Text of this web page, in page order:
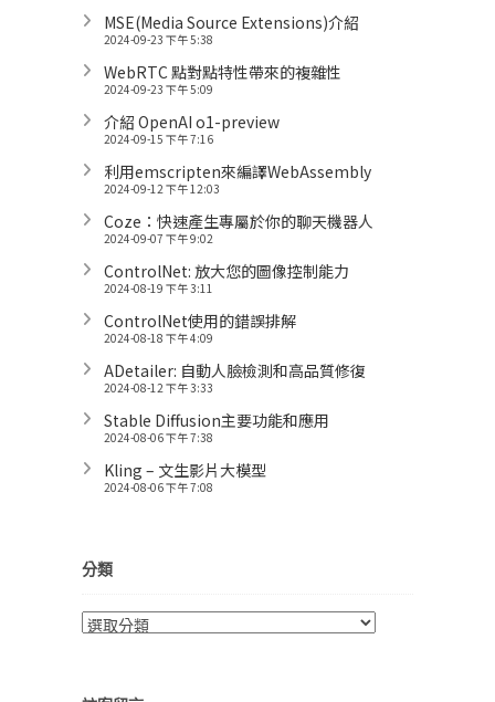
MSE(Media Source Extensions)介紹
2024-09-23 下午 5:38
WebRTC 點對點特性帶來的複雜性
2024-09-23 下午 5:09
介紹 OpenAI o1-preview
2024-09-15 下午 7:16
利用emscripten來編譯WebAssembly
2024-09-12 下午 12:03
Coze：快速產生專屬於你的聊天機器人
2024-09-07 下午 9:02
ControlNet: 放大您的圖像控制能力
2024-08-19 下午 3:11
ControlNet使用的錯誤排解
2024-08-18 下午 4:09
ADetailer: 自動人臉檢測和高品質修復
2024-08-12 下午 3:33
Stable Diffusion主要功能和應用
2024-08-06 下午 7:38
Kling – 文生影片大模型
2024-08-06 下午 7:08
分類
分